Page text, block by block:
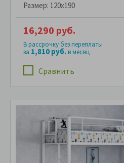
Размер: 120x190
Сравнить
16,290 руб.
В рассрочку без переплаты
за 1,810 руб.в месяц